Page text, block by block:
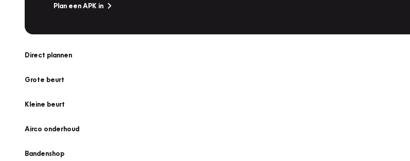
Plan een APK in
Direct plannen
Grote beurt
Kleine beurt
Airco onderhoud
Bandenshop